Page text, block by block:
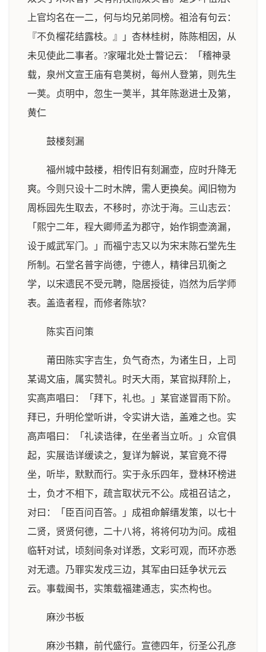
上官均名在一二，何与均兄弟同榜。祖洽有句云：
『不负榴花结露枝。』」杏林桂树，陈陈相因，从
未见使此二事者。?家曜北处士瞥记云：「稽神录
载，泉州文宣王庙有皂荚树，每州人登第，则先生
一荚。贞明中，忽生一荚半，其年陈逖进士及第，
黄仁
鼓楼刻漏
福州城中鼓楼，相传旧有刻漏壶，应时升降无
爽。今则只设十二时木牌，需人更换矣。闻旧物为
周栎园先生取去，不移时，亦沈于海。三山志云：
「熙宁二年，程大卿师孟为郡守，始作铜壶滴漏，
设于威武军门。」而福宁志又以为宋末陈石堂先生
所制。石堂名普字尚德，宁德人，精律吕玑衡之
学，以宋遗民不受元聘，隐居授徒，岿然为后学师
表。盖造者程，而修者陈欤？
陈实百问策
莆田陈实字吉生，负气奇杰，为诸生日，上司
某谒文庙，属实赞礼。时天大雨，某官拟拜阶上，
实高声唱曰：「拜下，礼也。」某官遂冒雨下阶。
拜已，升明伦堂听讲，令实讲大诰，盖难之也。实
高声唱曰：「礼读诰律，在坐者当立听。」众官俱
起，实展诰详缓读之，复详为解说，某官竟不得
坐，听毕，默默而行。实于永乐四年，登林环榜进
士，负才不相下，疏言取状元不公。成祖召诘之，
对曰：「臣百问百答。」成祖命解缙发策，以七十
二贤，贤贤何德，二十八将，将将何功为问。成祖
临轩对试，顷刻间条对详悉，文彩可观，而环亦悉
对无遗。乃罪实发戍三边，其军由曰廷争状元云
云。事载闽书，实策载福建通志，实杰构也。
麻沙书板
麻沙书籍，前代盛行。宣德四年，衍圣公孔彦